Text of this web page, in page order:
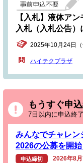
【入札】液体ア
入札（入札公告）
2025年10月24日
ハイテクプラザ
もうすぐ申込
7日以内に申込終
みんなでチャレン
2026の公募を開始
申込締切 2026年8月